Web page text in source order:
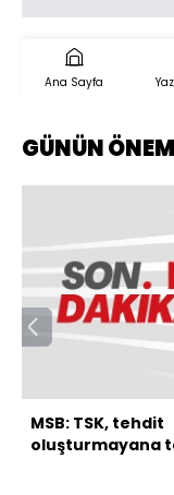
Ana Sayfa
GÜNÜN
MSB: TSK, tehdit
oluşturmayana